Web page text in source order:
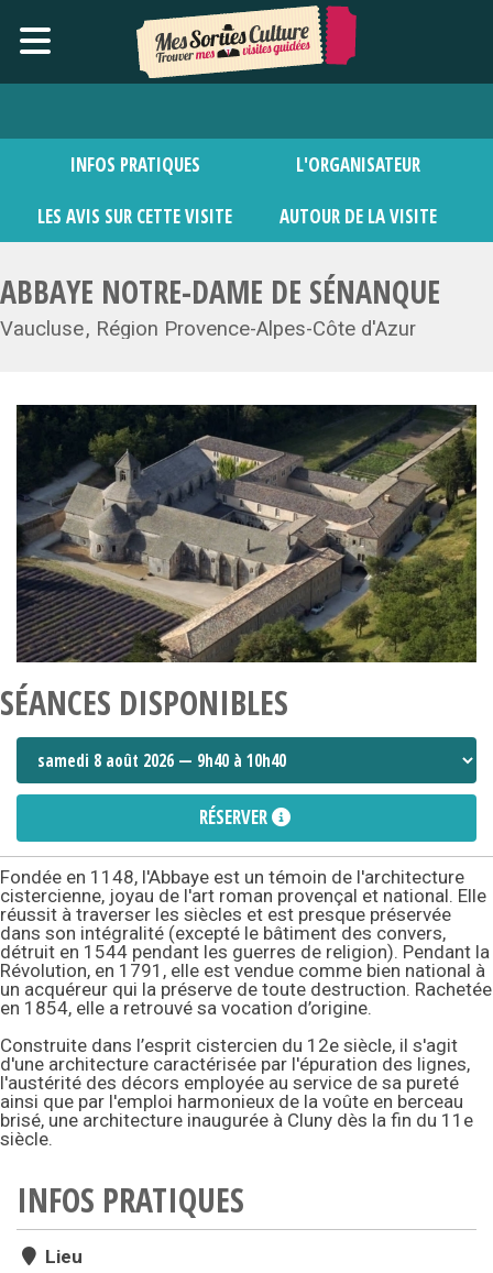
INFOS PRATIQUES L'ORGANISATEUR
LES AVIS SUR CETTE VISITE AUTOUR DE LA VISITE
ABBAYE NOTRE-DAME DE SÉNANQUE
Vaucluse Région Provence-Alpes-Côte d'Azur
SÉANCES DISPONIBLES
RÉSERVER
Fondée en 1148, l'Abbaye est un témoin de l'architecture
cistercienne, joyau de l'art roman provençal et national. Elle
réussit à traverser les siècles et est presque préservée
dans son intégralité (excepté le bâtiment des convers,
détruit en 1544 pendant les guerres de religion). Pendant la
Révolution, en 1791, elle est vendue comme bien national à
un acquéreur qui la préserve de toute destruction. Rachetée
en 1854, elle a retrouvé sa vocation d’origine.
Construite dans l’esprit cistercien du 12e siècle, il s'agit
d'une architecture caractérisée par l'épuration des lignes,
l'austérité des décors employée au service de sa pureté
ainsi que par l'emploi harmonieux de la voûte en berceau
brisé, une architecture inaugurée à Cluny dès la fin du 11e
siècle.
INFOS PRATIQUES
Lieu